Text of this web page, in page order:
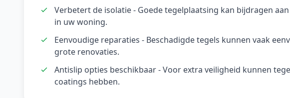
Verbetert de isolatie - Goede tegelplaatsing kan bijdragen
in uw woning.
Eenvoudige reparaties - Beschadigde tegels kunnen vaak
grote renovaties.
Antislip opties beschikbaar - Voor extra veiligheid kunnen
coatings hebben.